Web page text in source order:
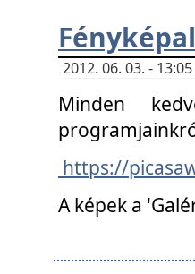
2012. 06. 03. -
Minden
https://
A képek a